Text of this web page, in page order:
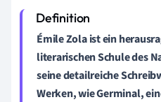
Émile Zola ist ein
literarischen Schule des
seine detailreiche
Werken, wieGerminal,